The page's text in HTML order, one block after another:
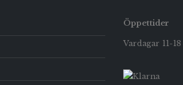
Öppettider
Vardagar 11-